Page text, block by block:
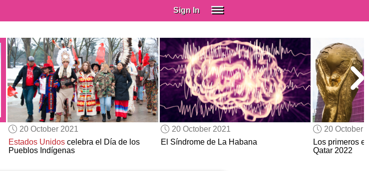
Sign In
Spanish (Spain)
Spanish (Latino)
SUBSCRIBE
EDUCATIONAL LICENSES
GIFT CARDS
OTHER LANGUAGES
20 October 2021
Estados Unidoscelebra el Día de los
Pueblos Indígenas
20 October 2021
El Síndrome de La Habana
20 October
Los primeros
Qatar 2022